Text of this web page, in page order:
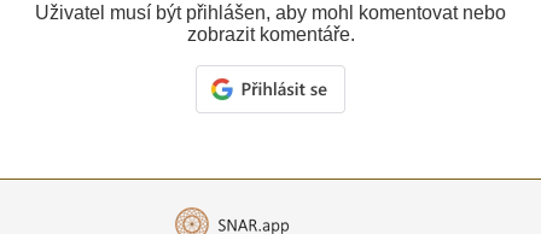
Uživatel musí být přihlášen, aby mohl komentovat nebo
zobrazit komentáře.